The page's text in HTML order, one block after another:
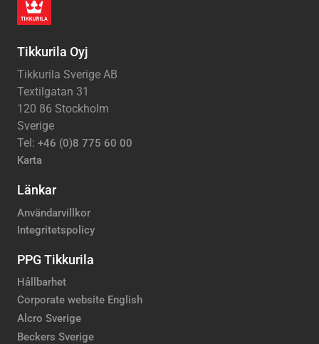
Tikkurila Oyj
Tikkurila Sverige AB
Textilgatan 31
120 86 Stockholm
Sverige
Tel: +46 (0)8 775 60 00
Karta
Länkar
Användarvillkor
Integritetspolicy
PPG Tikkurila
Hållbarhet
Corporate website English
Alcro Sverige
Beckers Sverige